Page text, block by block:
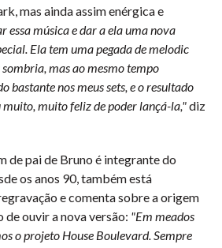
mas ainda assim enérgica e
essa música e dar a ela uma nova
Ela tem uma pegada de melodic
mas ao mesmo tempo
bastante nos meus sets, e o resultado
muito feliz de poder lançá-la,"diz
de pai de Bruno é integrante do
os anos 90, também está
e comenta sobre a origem
de ouvir a nova versão: "Em meados
o projeto House Boulevard. Sempre